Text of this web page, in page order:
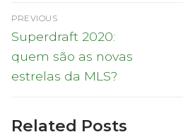
Navegação
de
artigos
PREVIOUS
Previous
post:
Superdraft 2020:
quem são as novas
estrelas da MLS?
Related Posts